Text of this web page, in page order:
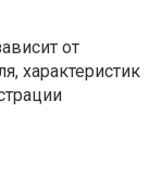
от
характеристик